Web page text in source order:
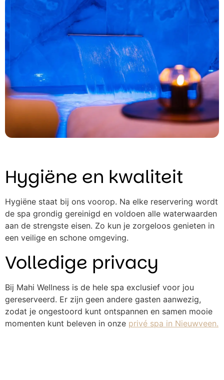
Hygiëne en kwaliteit
Hygiëne staat bij ons voorop. Na elke reservering wordt
de spa grondig gereinigd en voldoen alle waterwaarden
aan de strengste eisen. Zo kun je zorgeloos genieten in
een veilige en schone omgeving.
Volledige privacy
Bij Mahi Wellness is de hele spa exclusief voor jou
gereserveerd. Er zijn geen andere gasten aanwezig,
zodat je ongestoord kunt ontspannen en samen mooie
momenten kunt beleven in onze privé spa in Nieuwveen.